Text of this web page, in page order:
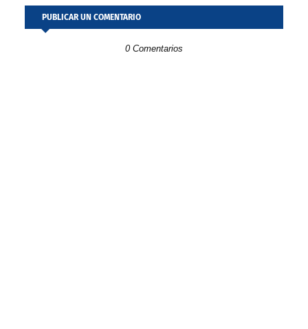
PUBLICAR UN COMENTARIO
0 Comentarios